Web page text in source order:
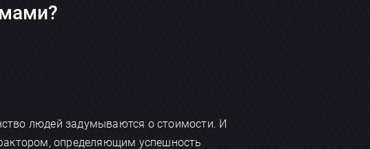
людей задумываются о стоимости. И
определяющим успешность